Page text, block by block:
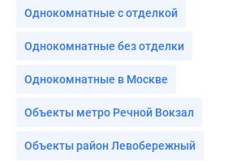
Однокомнатные с отделкой
Однокомнатные без отделки
Однокомнатные в Москве
Объекты метро Речной Вокзал
Объекты район Левобережный